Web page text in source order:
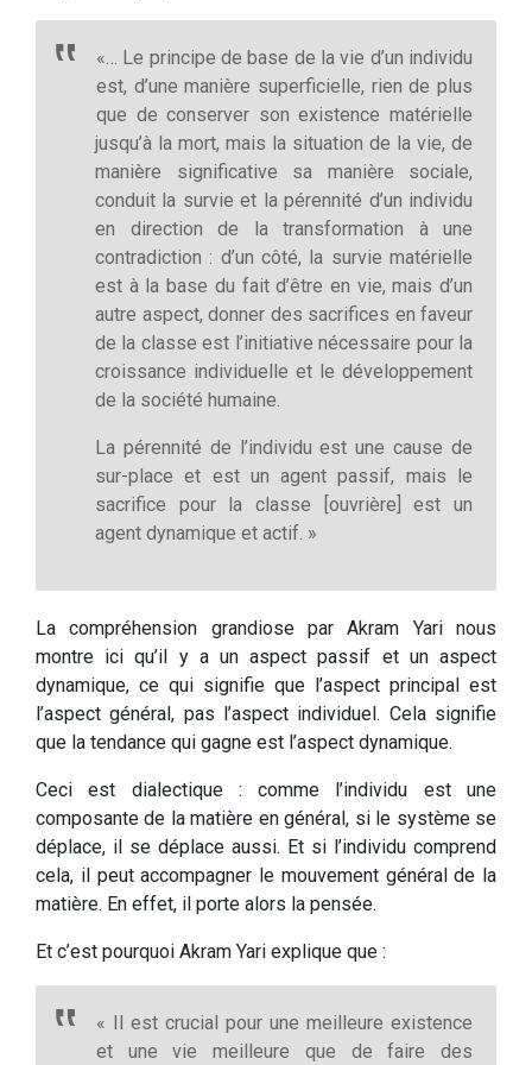
«… Le principe de base de la vie d’un individu
est, d’une manière superficielle, rien de plus
que de conserver son existence matérielle
jusqu’à la mort, mais la situation de la vie, de
manière significative sa manière sociale,
conduit la survie et la pérennité d’un individu
en direction de la transformation à une
contradiction : d’un côté, la survie matérielle
est à la base du fait d’être en vie, mais d’un
autre aspect, donner des sacrifices en faveur
de la classe est l’initiative nécessaire pour la
croissance individuelle et le développement
de la société humaine.
La pérennité de l’individu est une cause de
sur-place et est un agent passif, mais le
sacrifice pour la classe [ouvrière] est un
agent dynamique et actif. »
La compréhension grandiose par Akram Yari nous
montre ici qu’il y a un aspect passif et un aspect
dynamique, ce qui signifie que l’aspect principal est
l’aspect général, pas l’aspect individuel. Cela signifie
que la tendance qui gagne est l’aspect dynamique.
Ceci est dialectique : comme l’individu est une
composante de la matière en général, si le système se
déplace, il se déplace aussi. Et si l’individu comprend
cela, il peut accompagner le mouvement général de la
matière. En effet, il porte alors la pensée.
Et c’est pourquoi Akram Yari explique que :
« Il est crucial pour une meilleure existence
et une vie meilleure que de faire des